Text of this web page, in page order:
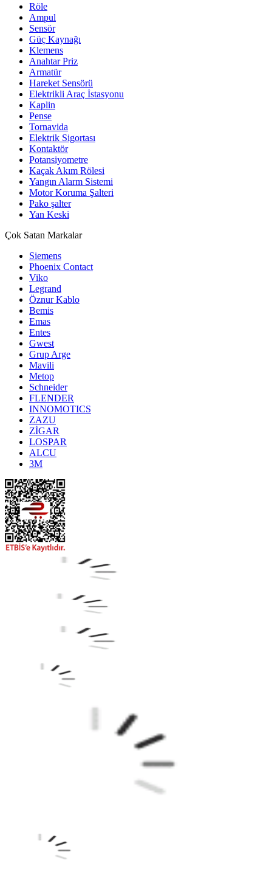
Röle
Ampul
Sensör
Güç Kaynağı
Klemens
Anahtar Priz
Armatür
Hareket Sensörü
Elektrikli Araç İstasyonu
Kaplin
Pense
Tornavida
Elektrik Sigortası
Kontaktör
Potansiyometre
Kaçak Akım Rölesi
Yangın Alarm Sistemi
Motor Koruma Şalteri
Pako şalter
Yan Keski
Çok Satan Markalar
Siemens
Phoenix Contact
Viko
Legrand
Öznur Kablo
Bemis
Emas
Entes
Gwest
Grup Arge
Mavili
Metop
Schneider
FLENDER
INNOMOTICS
ZAZU
ZİGAR
LOSPAR
ALCU
3M